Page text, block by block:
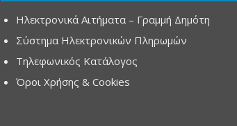
Ηλεκτρονικά Αιτήματα – Γραμμή Δημότη
Σύστημα Ηλεκτρονικών Πληρωμών
Τηλεφωνικός Κατάλογος
Όροι Χρήσης & Cookies